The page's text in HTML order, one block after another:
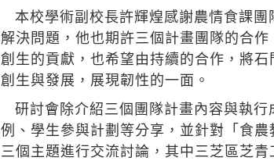
本校學術副校長許輝煌感謝農情食課
解決問題，他也期許三個計畫團隊的合
創生的貢獻，也希望由持續的合作，將
創生與發展，展現韌性的一面。
研討會除介紹三個團隊計畫內容與執
例、學生參與計劃等分享，並針對「食
三個主題進行交流討論，其中三芝區芝